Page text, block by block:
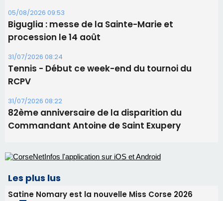
05/08/2026 09:53
Biguglia : messe de la Sainte-Marie et
procession le 14 août
31/07/2026 08:24
Tennis - Début ce week-end du tournoi du
RCPV
31/07/2026 08:22
82ème anniversaire de la disparition du
Commandant Antoine de Saint Exupery
Les plus lus
Satine Nomary est la nouvelle Miss Corse 2026